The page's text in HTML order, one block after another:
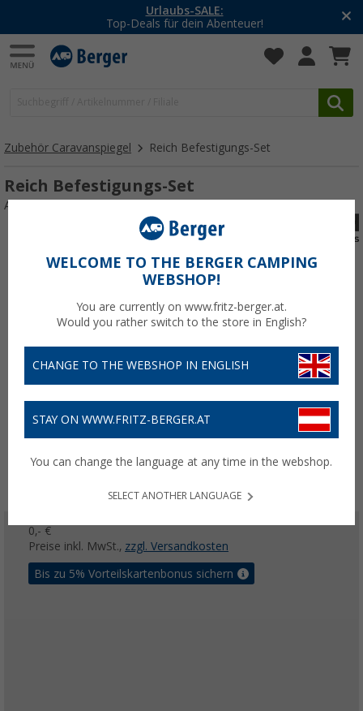
Urlaubs-SALE:
Top-Deals für dein Abenteuer!
Zubehör Caravanspiegel Reich Befestigungs-Set
Reich Befestigungs-Set
Art.-Nr.: BefestigungsSetMirrorControl107133
0,- €
Preise inkl. MwSt., zzgl. Versandkosten
Bis zu 5% Vorteilskartenbonus sichern
WELCOME TO THE BERGER CAMPING
WEBSHOP!
You are currently on www.fritz-berger.at.
Would you rather switch to the store in English?
CHANGE TO THE WEBSHOP IN ENGLISH
STAY ON WWW.FRITZ-BERGER.AT
You can change the language at any time in the webshop.
SELECT ANOTHER LANGUAGE